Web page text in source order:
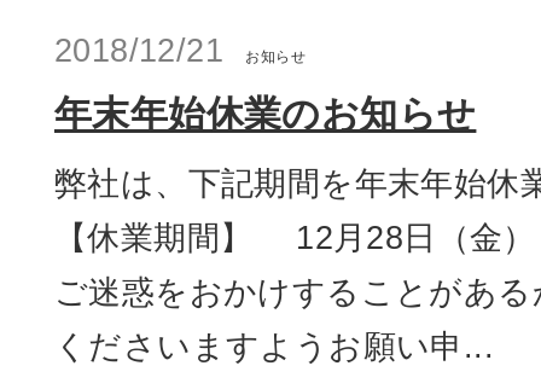
2018/12/21 お知らせ
年末年始休業のお知らせ
弊社は、下記期間を年末年始
【休業期間】 12月28日（金
ご迷惑をおかけすることがあ
くださいますようお願い申...